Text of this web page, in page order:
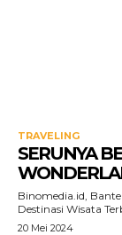
TRAVELING
SERUNYA
Binomedia.id,
20 Mei 2024